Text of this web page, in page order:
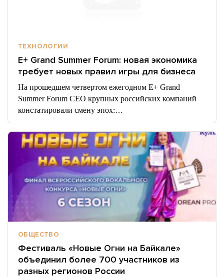
ТЕХНОЛОГИИ
E+ Grand Summer Forum: новая экономика
требует новых правил игры для бизнеса
На прошедшем четвертом ежегодном E+ Grand
Summer Forum CEO крупных российских компаний
констатировали смену эпох:…
ОБЩЕСТВО
Фестиваль «Новые Огни на Байкале»
объединил более 700 участников из
разных регионов России